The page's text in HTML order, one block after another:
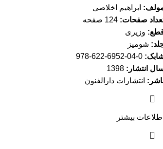
ابراهیم اخلاصی
صفحات: 124 صفحه
وزیری
شومیز
0-04-6952-622-978
انتشار: 1398
انتشارات دارالفنون
اطلاعات بیشتر